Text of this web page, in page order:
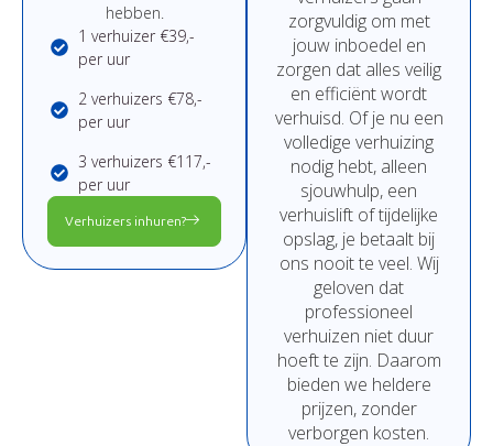
hebben.
1 verhuizer €39,-
per uur
2 verhuizers €78,-
per uur
3 verhuizers €117,-
per uur
Verhuizers inhuren?
zorgvuldig om met
jouw inboedel en
zorgen dat alles veilig
en efficiëntwordt
verhuisd. Ofje nu een
volledige verhuizing
nodig hebt, alleen
sjouwhulp, een
verhuislift oftijdelijke
opslag, je betaalt bij
ons nooitte veel. Wij
geloven dat
professioneel
verhuizen niet duur
hoeftte zijn. Daarom
bieden we heldere
prijzen, zonder
verborgen kosten.